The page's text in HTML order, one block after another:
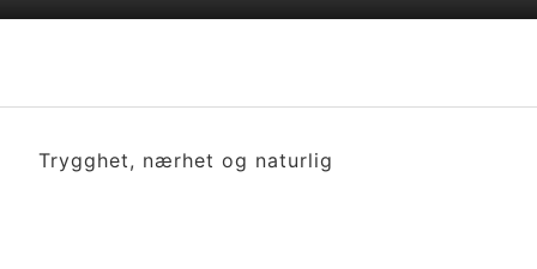
Trygghet, nærhet og naturlig